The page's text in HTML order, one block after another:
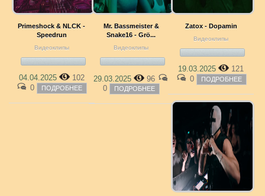
Primeshock & NLCK -
Speedrun
Видеоклипы
04.04.2025
102
0
ПОДРОБНЕЕ
Mr. Bassmeister &
Snake16 - Grö...
Видеоклипы
29.03.2025
96
0
ПОДРОБНЕЕ
Zatox - Dopamin
Видеоклипы
19.03.2025
121
0
ПОДРОБНЕЕ